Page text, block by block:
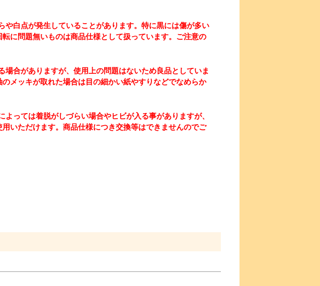
や白点が発生していることがあります。特に黒には傷が多い
に問題無いものは商品仕様として扱っています。ご注意の
場合がありますが、使用上の問題はないため良品としていま
メッキが取れた場合は目の細かい紙やすりなどでなめらか
っては着脱がしづらい場合やヒビが入る事がありますが、
いただけます。商品仕様につき交換等はできませんのでご